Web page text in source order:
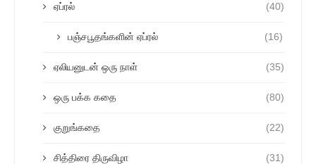
ஏப்ரல் (40)
பஞ்சபூதங்களின் ஏப்ரல் (16)
ஏலியனுடன் ஒரு நாள் (35)
ஒரு பக்க கதை (80)
குறுங்கதை (22)
சித்திரை திருவிழா (31)